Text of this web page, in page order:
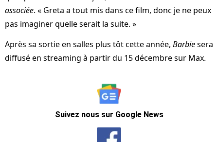
associée. « Greta a tout mis dans ce film, donc je ne peux
pas imaginer quelle serait la suite. »
Après sa sortie en salles plus tôt cette année, Barbiesera
diffusé en streaming à partir du 15 décembre sur Max.
Suivez nous sur Google News